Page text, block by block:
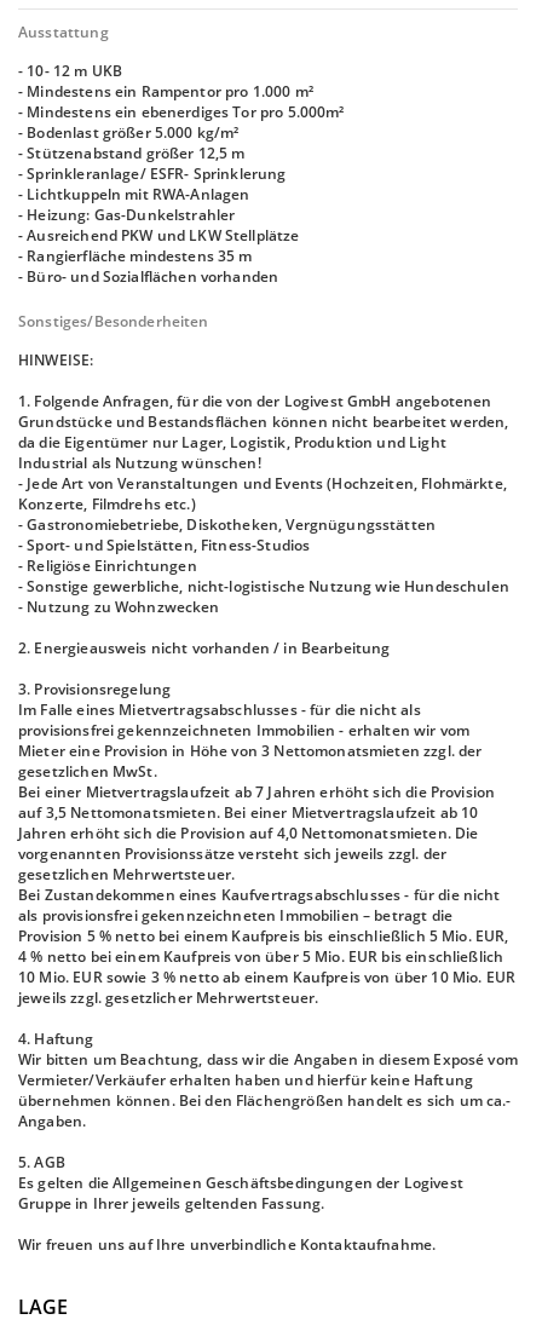
Ausstattung
- 10- 12 m UKB
- Mindestens ein Rampentor pro 1.000 m²
- Mindestens ein ebenerdiges Tor pro 5.000m²
- Bodenlast größer 5.000 kg/m²
- Stützenabstand größer 12,5 m
- Sprinkleranlage/ ESFR- Sprinklerung
- Lichtkuppeln mit RWA-Anlagen
- Heizung: Gas-Dunkelstrahler
- Ausreichend PKW und LKW Stellplätze
- Rangierfläche mindestens 35 m
- Büro- und Sozialflächen vorhanden
Sonstiges/Besonderheiten
HINWEISE:
1. Folgende Anfragen, für die von der Logivest GmbH angebotenen
Grundstücke und Bestandsflächen können nicht bearbeitet werden,
da die Eigentümer nur Lager, Logistik, Produktion und Light
Industrial als Nutzung wünschen!
- Jede Art von Veranstaltungen und Events (Hochzeiten, Flohmärkte,
Konzerte, Filmdrehs etc.)
- Gastronomiebetriebe, Diskotheken, Vergnügungsstätten
- Sport- und Spielstätten, Fitness-Studios
- Religiöse Einrichtungen
- Sonstige gewerbliche, nicht-logistische Nutzung wie Hundeschulen
- Nutzung zu Wohnzwecken
2. Energieausweis nicht vorhanden / in Bearbeitung
3. Provisionsregelung
Im Falle eines Mietvertragsabschlusses - für die nicht als
provisionsfrei gekennzeichneten Immobilien - erhalten wir vom
Mieter eine Provision in Höhe von 3 Nettomonatsmieten zzgl. der
gesetzlichen MwSt.
Bei einer Mietvertragslaufzeit ab 7 Jahren erhöht sich die Provision
auf 3,5 Nettomonatsmieten. Bei einer Mietvertragslaufzeit ab 10
Jahren erhöht sich die Provision auf 4,0 Nettomonatsmieten. Die
vorgenannten Provisionssätze versteht sich jeweils zzgl. der
gesetzlichen Mehrwertsteuer.
Bei Zustandekommen eines Kaufvertragsabschlusses - für die nicht
als provisionsfrei gekennzeichneten Immobilien – betragt die
Provision 5 % netto bei einem Kaufpreis bis einschließlich 5 Mio. EUR,
4 % netto bei einem Kaufpreis von über 5 Mio. EUR bis einschließlich
10 Mio. EUR sowie 3 % netto ab einem Kaufpreis von über 10 Mio. EUR
jeweils zzgl. gesetzlicher Mehrwertsteuer.
4. Haftung
Wir bitten um Beachtung, dass wir die Angaben in diesem Exposé vom
Vermieter/Verkäufer erhalten haben und hierfür keine Haftung
übernehmen können. Bei den Flächengrößen handelt es sich um ca.-
Angaben.
5. AGB
Es gelten die Allgemeinen Geschäftsbedingungen der Logivest
Gruppe in Ihrer jeweils geltenden Fassung.
Wir freuen uns auf Ihre unverbindliche Kontaktaufnahme.
LAGE